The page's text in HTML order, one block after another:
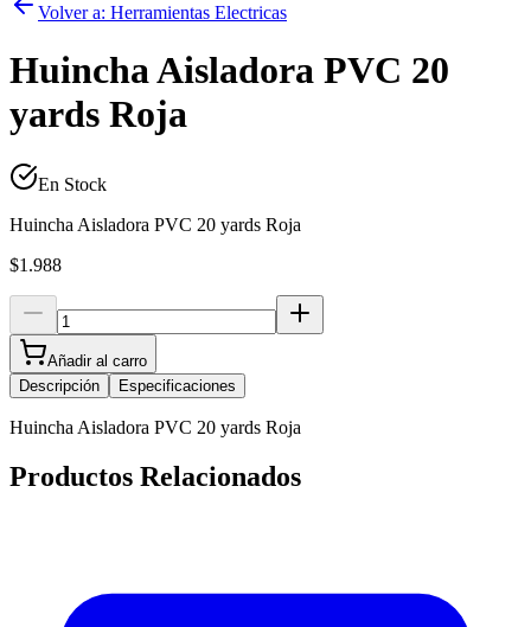
Volver a: Herramientas Electricas
Huincha Aisladora PVC 20
yards Roja
En Stock
Huincha Aisladora PVC 20 yards Roja
$1.988
Añadir al carro
Descripción
Especificaciones
Huincha Aisladora PVC 20 yards Roja
Productos Relacionados